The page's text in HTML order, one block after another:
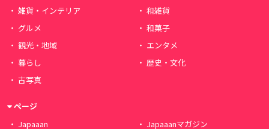
雑貨・インテリア
和雑貨
グルメ
和菓子
観光・地域
エンタメ
暮らし
歴史・文化
古写真
ページ
Japaaan
Japaaanマガジン